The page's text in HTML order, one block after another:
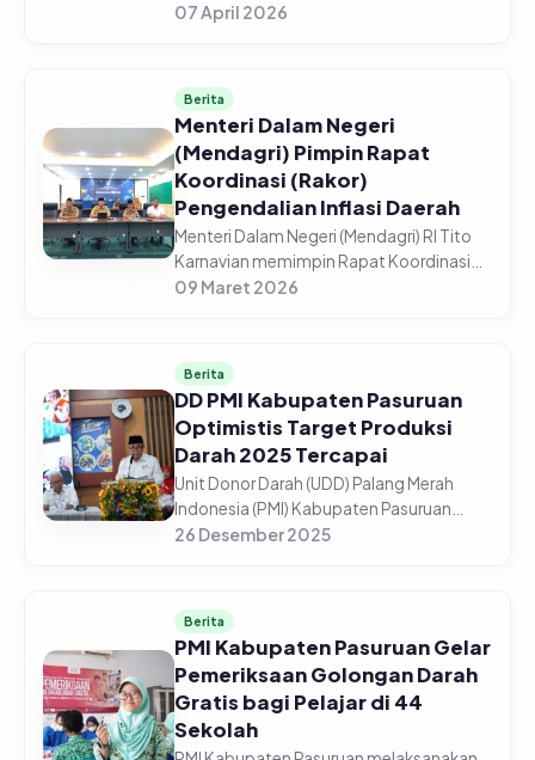
mengadakan Diskusi Bersama Tentang
07 April 2026
Berita
Menteri Dalam Negeri
(Mendagri) Pimpin Rapat
Koordinasi (Rakor)
Pengendalian Inflasi Daerah
Menteri Dalam Negeri (Mendagri) RI Tito
Karnavian memimpin Rapat Koordinasi
(Rakor) Pengendalian Inflasi Daerah dari
09 Maret 2026
Berita
DD PMI Kabupaten Pasuruan
Optimistis Target Produksi
Darah 2025 Tercapai
Unit Donor Darah (UDD) Palang Merah
Indonesia (PMI) Kabupaten Pasuruan
optimistis target produksi darah tahun
dar...
26 Desember 2025
Berita
PMI Kabupaten Pasuruan Gelar
Pemeriksaan Golongan Darah
Gratis bagi Pelajar di 44
Sekolah